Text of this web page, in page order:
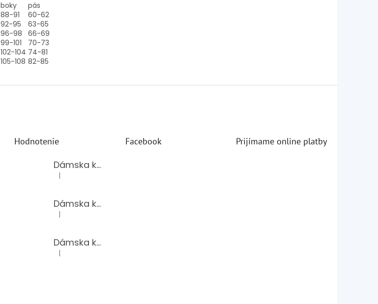
boky
pás
88-91
60-62
92-95
63-65
96-98
66-69
99-101
70-73
102-104 74-81
105-108 82-85
Hodnotenie
Dámska kožená kabelka TS-112-14/CHOCO
Hodnotenie produktu je 5 z 5 hviezdičiek.
|
Dámska kožená kabelka TS-112-14/PUDER
Hodnotenie produktu je 5 z 5 hviezdičiek.
|
Dámska kožená kabelka TS-98-141/GOLD
Hodnotenie produktu je 5 z 5 hviezdičiek.
|
Facebook Prijímame online platby